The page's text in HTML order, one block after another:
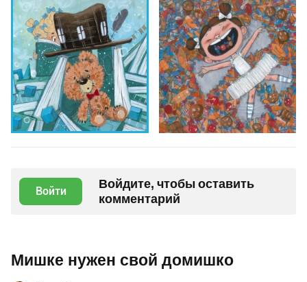
Войти
Войдите, чтобы оставить
комментарий
Мишке нужен свой домишко